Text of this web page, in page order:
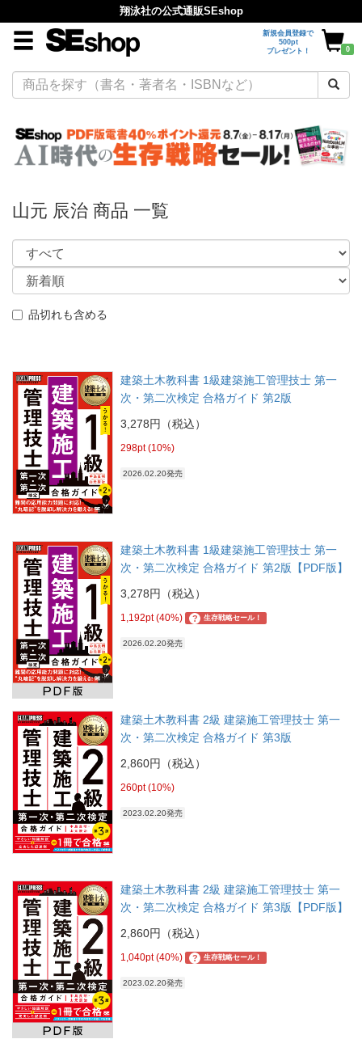
翔泳社の公式通販SEshop
新規会員登録で
500pt
プレゼント！
0
山元 辰治 商品 一覧
品切れも含める
建築土木教科書 1級建築施工管理技士 第一
次・第二次検定 合格ガイド 第2版
3,278円（税込）
298pt (10%)
2026.02.20発売
建築土木教科書 1級建築施工管理技士 第一
次・第二次検定 合格ガイド 第2版【PDF版】
3,278円（税込）
1,192pt (40%) ? 生存戦略セール！
2026.02.20発売
建築土木教科書 2級 建築施工管理技士 第一
次・第二次検定 合格ガイド 第3版
2,860円（税込）
260pt (10%)
2023.02.20発売
建築土木教科書 2級 建築施工管理技士 第一
次・第二次検定 合格ガイド 第3版【PDF版】
2,860円（税込）
1,040pt (40%) ? 生存戦略セール！
2023.02.20発売